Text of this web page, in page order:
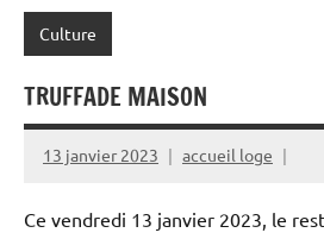
Culture
TRUFFADE MAISON
13 janvier 2023 accueil loge
Ce vendredi 13 janvier 2023, le